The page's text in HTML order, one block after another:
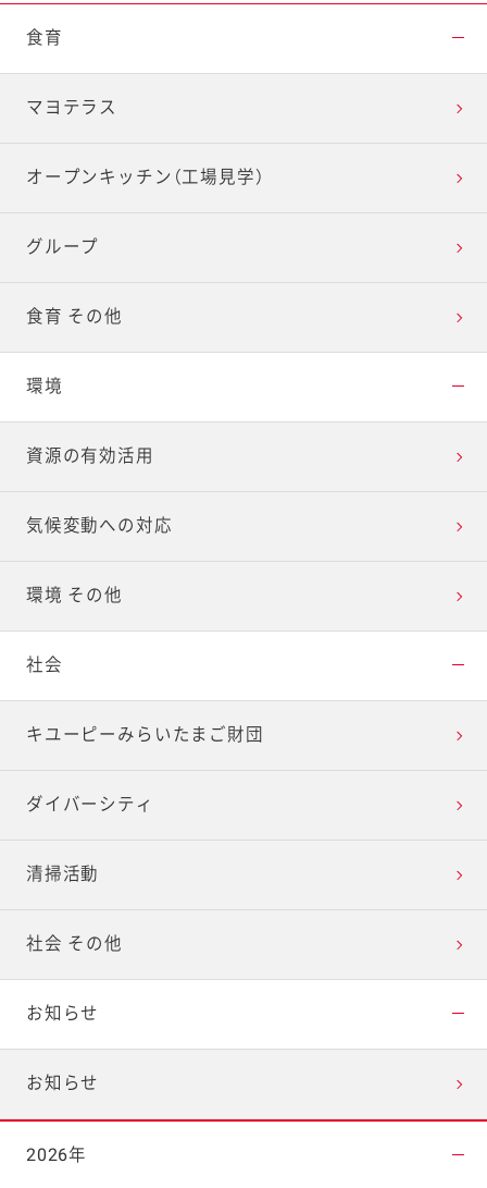
食育
マヨテラス
オープンキッチン（工場見学）
グループ
食育 その他
環境
資源の有効活用
気候変動への対応
環境 その他
社会
キユーピーみらいたまご財団
ダイバーシティ
清掃活動
社会 その他
お知らせ
お知らせ
2026年